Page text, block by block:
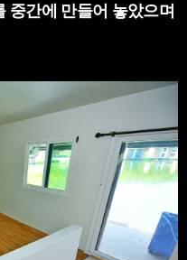
중간에 만들어 놓았으며